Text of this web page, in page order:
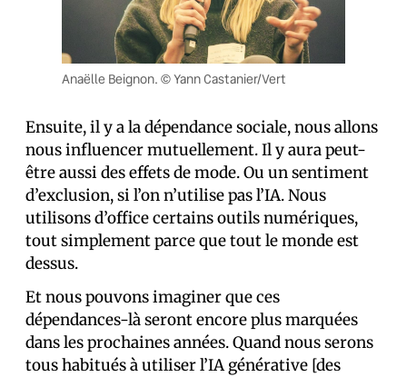
Anaëlle Beignon. © Yann Castanier/Vert
Ensuite, il y a la dépendance sociale, nous allons
nous influencer mutuellement. Il y aura peut-
être aussi des effets de mode. Ou un sentiment
d’exclusion, si l’on n’utilise pas l’IA. Nous
utilisons d’office certains outils numériques,
tout simplement parce que tout le monde est
dessus.
Et nous pouvons imaginer que ces
dépendances-là seront encore plus marquées
dans les prochaines années. Quand nous serons
tous habitués à utiliser l’IA générative [des